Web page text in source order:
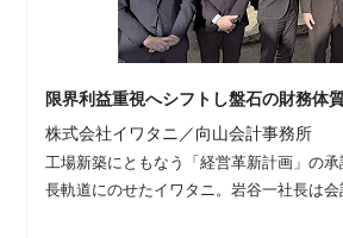
限界利益重視へシフトし盤石の財務体
株式会社イワタニ／向山会計事務所
工場新築にともなう「経営革新計画」の
長軌道にのせたイワタニ。岩谷一社長は会